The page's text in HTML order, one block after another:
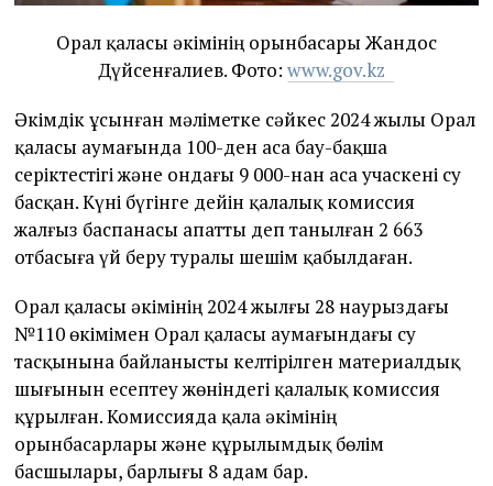
Орал қаласы әкімінің орынбасары Жандос
Дүйсенғалиев. Фото:www.gov.kz
Әкімдік ұсынған мәліметке сәйкес 2024 жылы Орал
қаласы аумағында 100-ден аса бау-бақша
серіктестігі және ондағы 9 000-нан аса учаскені су
басқан. Күні бүгінге дейін қалалық комиссия
жалғыз баспанасы апатты деп танылған 2 663
отбасыға үй беру туралы шешім қабылдаған.
Орал қаласы әкімінің 2024 жылғы 28 наурыздағы
№110 өкімімен Орал қаласы аумағындағы су
тасқынына байланысты келтірілген материалдық
шығынын есептеу жөніндегі қалалық комиссия
құрылған. Комиссияда қала әкімінің
орынбасарлары және құрылымдық бөлім
басшылары, барлығы 8 адам бар.